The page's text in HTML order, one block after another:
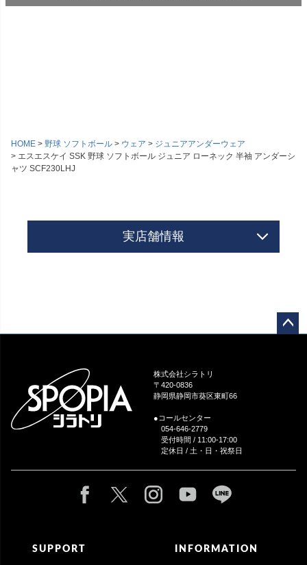
HOME 野球 ソフトボール ウェア
ジュニアアンダーウェア
エスエスケイ SSK 野球 ソフトボール ジュニア ローネック 半袖 アンダーシ
ャツ SCF230LHJ
実店舗情報
株式会社シラトリ
〒420-0836
静岡県静岡市葵区東町66
●コールセンター
054-646-2779
受付時間 / 11:00-17:00
定休日 / 土・日・祝祭日
SUPPORT INFORMATION